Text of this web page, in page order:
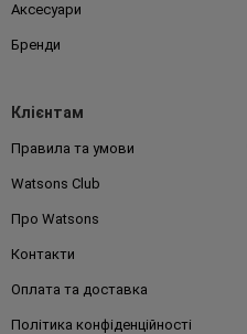
Аксесуари
Бренди
Клієнтам
Правила та умови
Watsons Club
Про Watsons
Контакти
Оплата та доставка
Політика конфіденційності